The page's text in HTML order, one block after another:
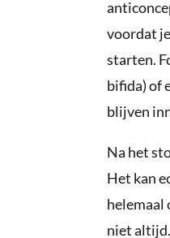
voordat
starten.
bifida) of
blijven
Na het
Het kan
helemaal
niet altijd.